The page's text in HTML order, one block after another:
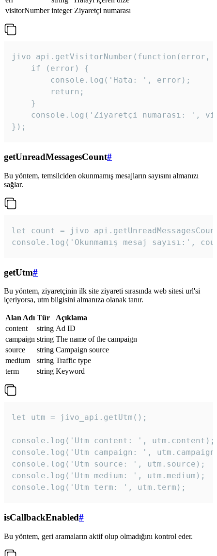
visitorNumber integer Ziyaretçi numarası
jivo_api.getVisitorNumber(function(error,
    if (error) {
        console.log('Hata: ', error);
        return;
    }
console.log('Ziyaretçi numarası: ',
});
getUnreadMessagesCount#
Bu yöntem, temsilciden okunmamış mesajların sayısını almanızı
sağlar.
let count =
console.log('Okunmamış mesaj sayısı:',
getUtm#
Bu yöntem, ziyaretçinin ilk site ziyareti sırasında web sitesi url'si
içeriyorsa, utm bilgisini almanıza olanak tanır.
Alan Adı Tür
Açıklama
content
string Ad ID
campaign string The name of the campaign
source
string Campaign source
medium
string Traffic type
term
string Keyword
let utm = jivo_api.getUtm();
console.log('Utm content: ', utm.content);
console.log('Utm campaign: ',
console.log('Utm source: ', utm.source);
console.log('Utm medium: ', utm.medium);
console.log('Utm term: ', utm.term);
isCallbackEnabled#
Bu yöntem, geri aramaların aktif olup olmadığını kontrol eder.